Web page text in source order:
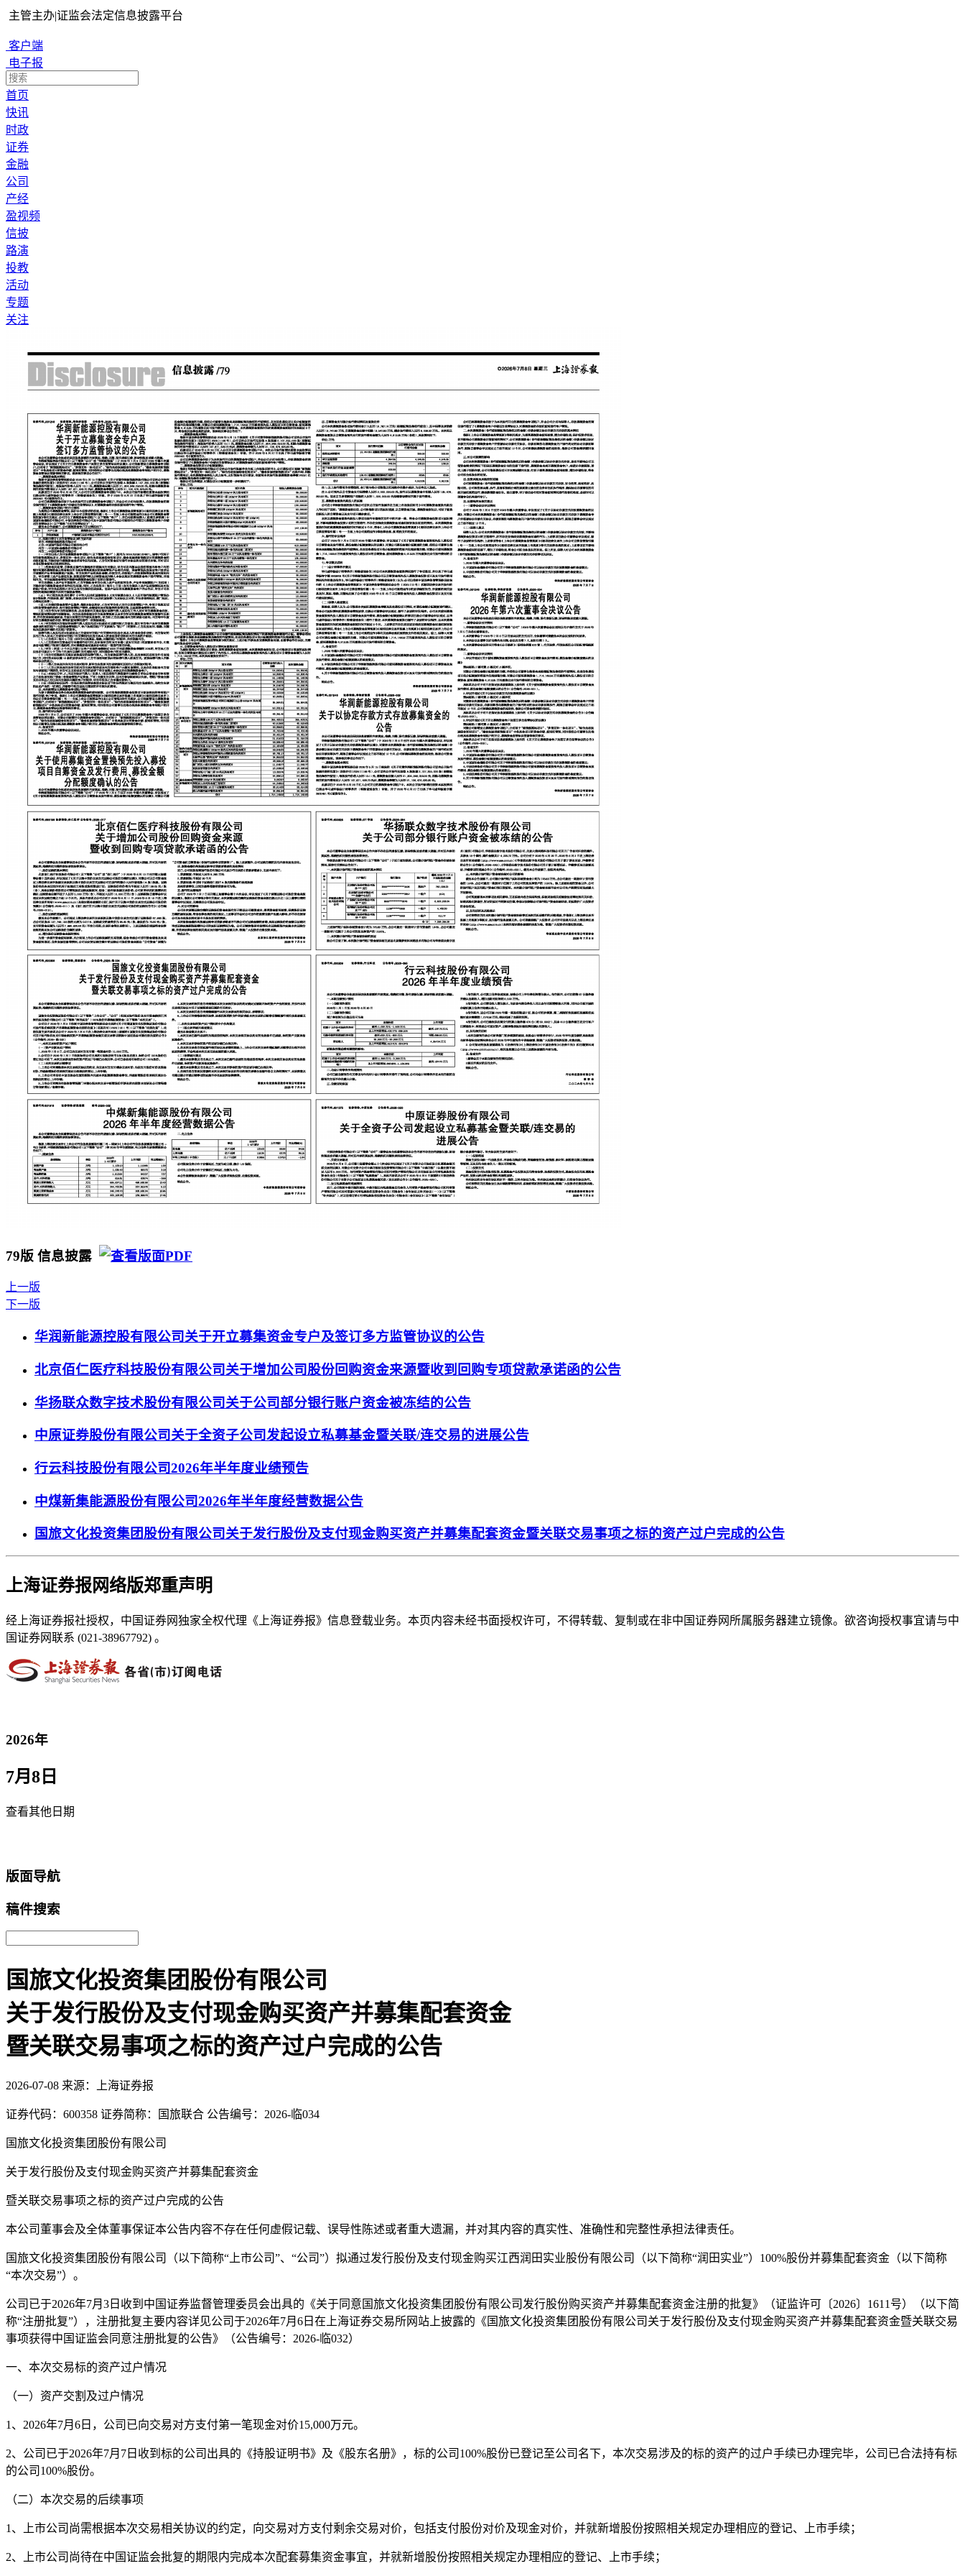
主管主办|证监会法定信息披露平台
客户端
电子报
首页
快讯
时政
证券
金融
公司
产经
盈视频
信披
路演
投教
活动
专题
关注
79版 信息披露
上一版
下一版
华润新能源控股有限公司关于开立募集资金专户及签订多方监管协议的公告
北京佰仁医疗科技股份有限公司关于增加公司股份回购资金来源暨收到回购专项贷款承诺函的公告
华扬联众数字技术股份有限公司关于公司部分银行账户资金被冻结的公告
中原证券股份有限公司关于全资子公司发起设立私募基金暨关联/连交易的进展公告
行云科技股份有限公司2026年半年度业绩预告
中煤新集能源股份有限公司2026年半年度经营数据公告
国旅文化投资集团股份有限公司关于发行股份及支付现金购买资产并募集配套资金暨关联交易事项之标的资产过户完成的公告
上海证券报网络版郑重声明
经上海证券报社授权，中国证券网独家全权代理《上海证券报》信息登载业务。本页内容未经书面授权许可，不得转载、复制或在非中国证券网所属服务器建立镜像。欲咨询授权事宜请与中
国证券网联系 (021-38967792) 。
2026年
7月8日
查看其他日期
版面导航
稿件搜索
国旅文化投资集团股份有限公司
关于发行股份及支付现金购买资产并募集配套资金
暨关联交易事项之标的资产过户完成的公告
2026-07-08 来源：上海证券报
证券代码：600358 证券简称：国旅联合 公告编号：2026-临034
国旅文化投资集团股份有限公司
关于发行股份及支付现金购买资产并募集配套资金
暨关联交易事项之标的资产过户完成的公告
本公司董事会及全体董事保证本公告内容不存在任何虚假记载、误导性陈述或者重大遗漏，并对其内容的真实性、准确性和完整性承担法律责任。
国旅文化投资集团股份有限公司（以下简称“上市公司”、“公司”）拟通过发行股份及支付现金购买江西润田实业股份有限公司（以下简称“润田实业”）100%股份并募集配套资金（以下简称
“本次交易”）。
公司已于2026年7月3日收到中国证券监督管理委员会出具的《关于同意国旅文化投资集团股份有限公司发行股份购买资产并募集配套资金注册的批复》（证监许可〔2026〕1611号）（以下简
称“注册批复”），注册批复主要内容详见公司于2026年7月6日在上海证券交易所网站上披露的《国旅文化投资集团股份有限公司关于发行股份及支付现金购买资产并募集配套资金暨关联交易
事项获得中国证监会同意注册批复的公告》（公告编号：2026-临032）
一、本次交易标的资产过户情况
（一）资产交割及过户情况
1、2026年7月6日，公司已向交易对方支付第一笔现金对价15,000万元。
2、公司已于2026年7月7日收到标的公司出具的《持股证明书》及《股东名册》，标的公司100%股份已登记至公司名下，本次交易涉及的标的资产的过户手续已办理完毕，公司已合法持有标
的公司100%股份。
（二）本次交易的后续事项
1、上市公司尚需根据本次交易相关协议的约定，向交易对方支付剩余交易对价，包括支付股份对价及现金对价，并就新增股份按照相关规定办理相应的登记、上市手续；
2、上市公司尚待在中国证监会批复的期限内完成本次配套募集资金事宜，并就新增股份按照相关规定办理相应的登记、上市手续；